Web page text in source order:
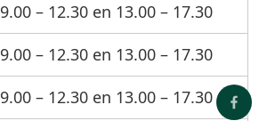
9.00 – 12.30 en 13.00 – 17.30
9.00 – 12.30 en 13.00 – 17.30
9.00 – 12.30 en 13.00 – 17.30